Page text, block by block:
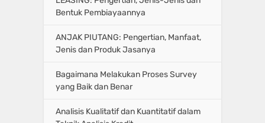
Bentuk Pembiayaannya
ANJAK PIUTANG: Pengertian, Manfaat,
Jenis dan Produk Jasanya
Bagaimana Melakukan Proses Survey
yang Baik dan Benar
Analisis Kualitatif dan Kuantitatif dalam